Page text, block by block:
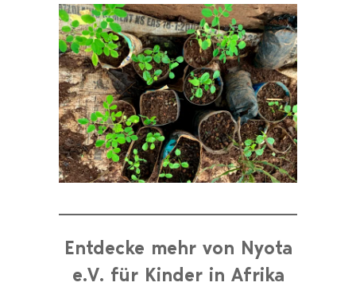
Entdecke mehr von Nyota
e.V. für Kinder in Afrika